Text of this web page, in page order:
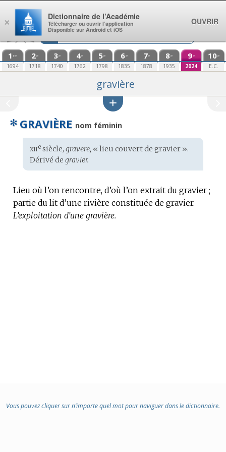
Aller au contenu
1 re
1694
2e
1718
3e
1740
4e
1762
5e
1798
6e
1835
7e
1878
8e
1935
9e
2024
10e
E.C.
gravière
✻ GRAVIÈRE nom féminin
Étymologie
:
xiiesiècle, gravere, « lieu couvert de gravier ».
Dérivé de gravier.
Lieu où l’on rencontre, d’où l’on extrait du gravier ;
partie du lit d’une rivière constituée de gravier.
L’exploitation d’une gravière.
Vous pouvez cliquer sur n’importe quel mot pour naviguer dans le dictionnaire.
×
Dictionnaire de l’Académie
Télécharger ou ouvrir l’application
Disponible sur Android et iOS
OUVRIR